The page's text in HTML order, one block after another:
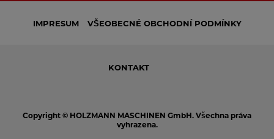
IMPRESUM VŠEOBECNÉ OBCHODNÍ PODMÍNKY
KONTAKT
Copyright © HOLZMANN MASCHINEN GmbH. Všechna práva
vyhrazena.